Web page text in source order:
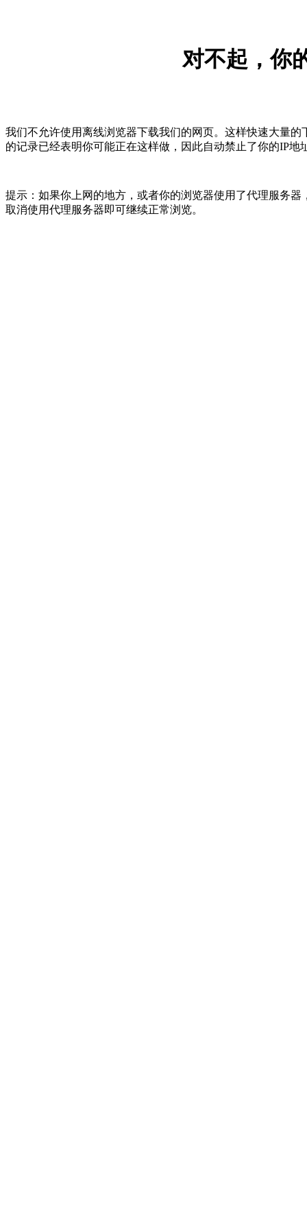
对不起，你
我们不允许使用离线浏览器下载我们的网页。这样快速大量
的记录已经表明你可能正在这样做，因此自动禁止了你的IP
提示：如果你上网的地方，或者你的浏览器使用了代理服务
取消使用代理服务器即可继续正常浏览。